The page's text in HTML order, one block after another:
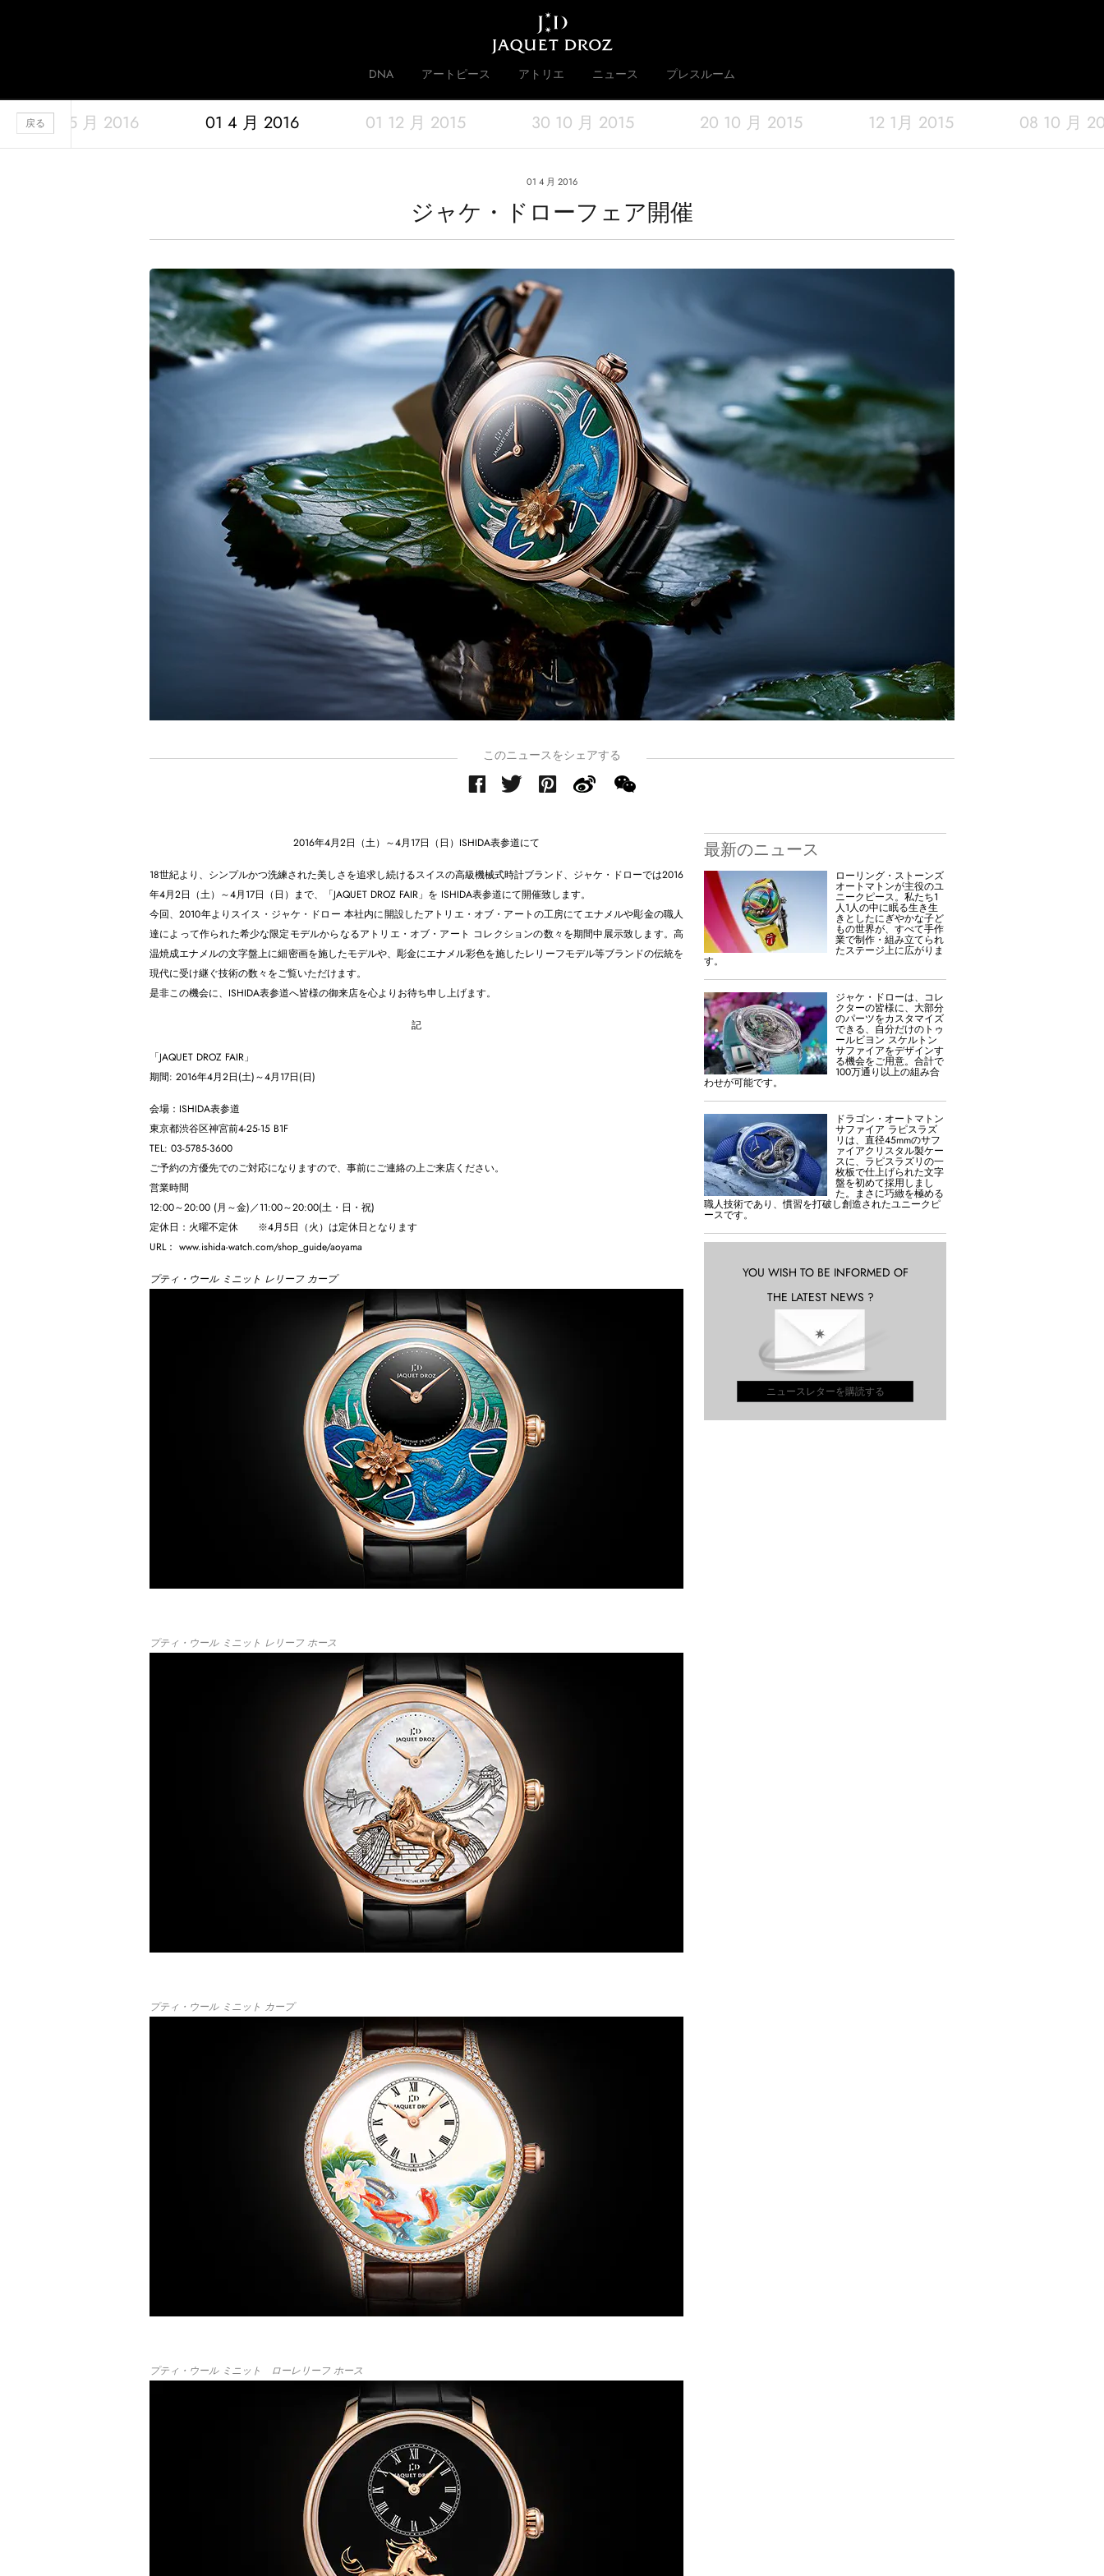
DNA
A DISRUPTIVE LEGACY
アートピース アトリエ ニュース プレスルーム
戻る 31 5 月 2016 01 4 月 2016 01 12 月 2015 30 10 月 2015 20 10 月 2015 12 1月 2015 08 10 月
01 4 月 2016
ジャケ・ドローフェア開催
このニュースをシェアする
2016年4月2日（土）～4月17日（日）ISHIDA表参道にて
18世紀より、シンプルかつ洗練された美しさを追求し続けるスイスの高級機械式時計ブランド、ジャケ・ドローでは2016
年4月2日（土）～4月17日（日）まで、「JAQUET DROZ FAIR」を ISHIDA表参道にて開催致します。
今回、2010年よりスイス・ジャケ・ドロー 本社内に開設したアトリエ・オブ・アートの工房にてエナメルや彫金の職人
達によって作られた希少な限定モデルからなるアトリエ・オブ・アート コレクションの数々を期間中展示致します。高
温焼成エナメルの文字盤上に細密画を施したモデルや、彫金にエナメル彩色を施したレリーフモデル等ブランドの伝統を
現代に受け継ぐ技術の数々をご覧いただけます。
是非この機会に、ISHIDA表参道へ皆様の御来店を心よりお待ち申し上げます。
記
「JAQUET DROZ FAIR」
期間: 2016年4月2日(土)～4月17日(日)
会場：ISHIDA表参道
東京都渋谷区神宮前4-25-15 B1F
TEL: 03-5785-3600
ご予約の方優先でのご対応になりますので、事前にご連絡の上ご来店ください。
営業時間
12:00～20:00 (月～金)／11:00～20:00(土・日・祝)
定休日：火曜不定休 ※4月5日（火）は定休日となります
URL： www.ishida-watch.com/shop_guide/aoyama
プティ・ウール ミニット レリーフ カープ
プティ・ウール ミニット レリーフ ホース
プティ・ウール ミニット カープ
プティ・ウール ミニット ローレリーフ ホース
最新のニュース
ローリング・ストーンズ
オートマトンが主役のユ
ニークピース。私たち1
人1人の中に眠る生き生
きとしたにぎやかな子ど
もの世界が、すべて手作
業で制作・組み立てられ
たステージ上に広がりま
す。
ジャケ・ドローは、コレ
クターの皆様に、大部分
のパーツをカスタマイズ
できる、自分だけのトゥ
ールビヨン スケルトン
サファイアをデザインす
る機会をご用意。合計で
100万通り以上の組み合
わせが可能です。
ドラゴン・オートマトン
サファイア ラピスラズ
リは、直径45mmのサフ
ァイアクリスタル製ケー
スに、ラピスラズリの一
枚板で仕上げられた文字
盤を初めて採用しまし
た。まさに巧緻を極める
職人技術であり、慣習を打破し創造されたユニークピ
ースです。
YOU WISH TO BE INFORMED OF
THE LATEST NEWS ?
ニュースレターを購読する